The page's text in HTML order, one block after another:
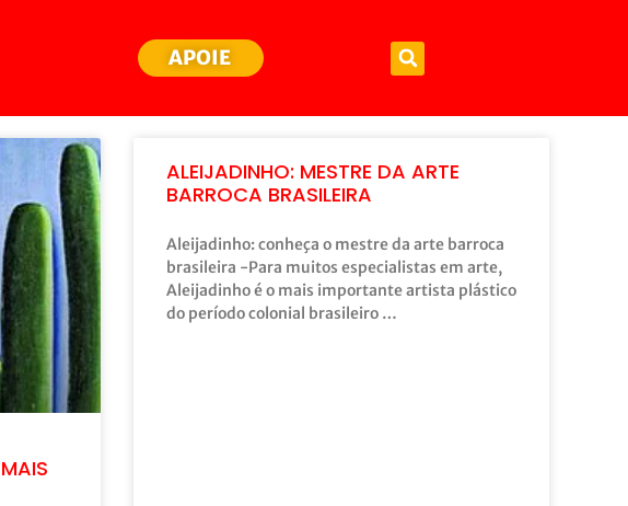
APOIE
ALEIJADINHO: MESTRE DA ARTE
BARROCA BRASILEIRA
Aleijadinho: conheça o mestre da arte barroca
brasileira -Para muitos especialistas em arte,
Aleijadinho é o mais importante artista plástico
do período colonial brasileiro …